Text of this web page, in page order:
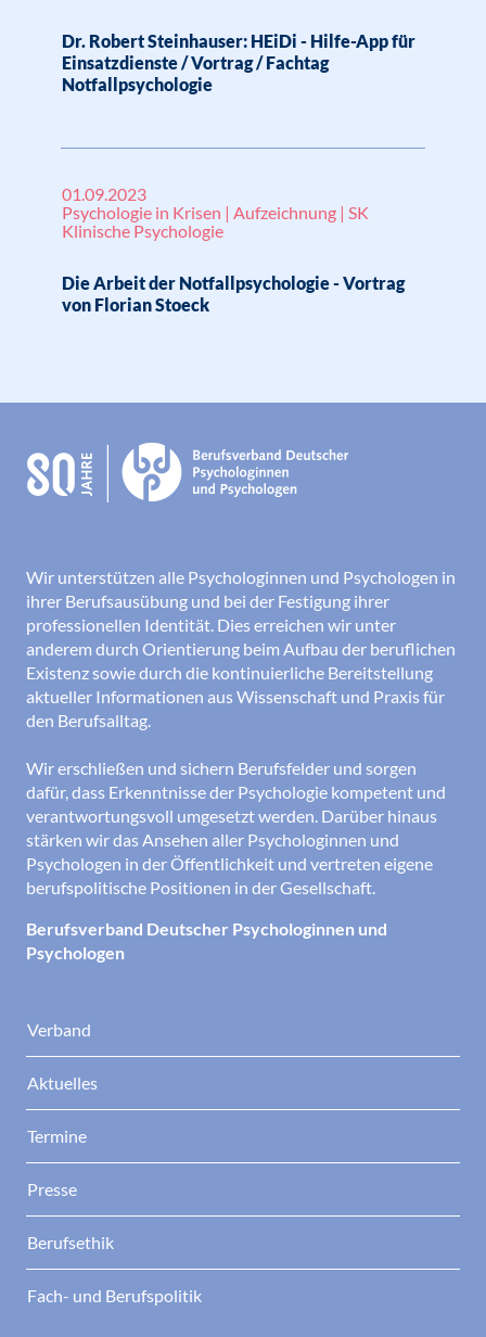
Dr. Robert Steinhauser: HEiDi - Hilfe-App für
Einsatzdienste / Vortrag / Fachtag
Notfallpsychologie
01.09.2023
Psychologie in Krisen | Aufzeichnung | SK
Klinische Psychologie
Die Arbeit der Notfallpsychologie - Vortrag
von Florian Stoeck
Wir unterstützen alle Psychologinnen und Psychologen in
ihrer Berufsausübung und bei der Festigung ihrer
professionellen Identität. Dies erreichen wir unter
anderem durch Orientierung beim Aufbau der beruflichen
Existenz sowie durch die kontinuierliche Bereitstellung
aktueller Informationen aus Wissenschaft und Praxis für
den Berufsalltag.
Wir erschließen und sichern Berufsfelder und sorgen
dafür, dass Erkenntnisse der Psychologie kompetent und
verantwortungsvoll umgesetzt werden. Darüber hinaus
stärken wir das Ansehen aller Psychologinnen und
Psychologen in der Öffentlichkeit und vertreten eigene
berufspolitische Positionen in der Gesellschaft.
Berufsverband Deutscher Psychologinnen und
Psychologen
Verband
Aktuelles
Termine
Presse
Berufsethik
Fach- und Berufspolitik